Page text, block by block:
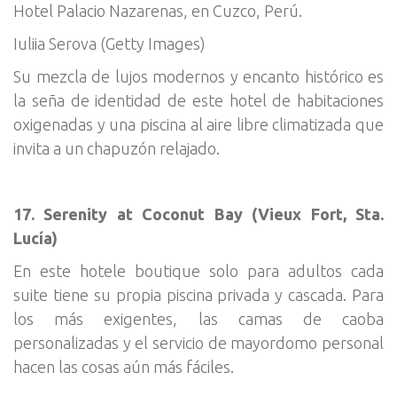
Hotel Palacio Nazarenas, en Cuzco, Perú.
Iuliia Serova (Getty Images)
Su mezcla de lujos modernos y encanto histórico es
la seña de identidad de este hotel de habitaciones
oxigenadas y una piscina al aire libre climatizada que
invita a un chapuzón relajado.
17. Serenity at Coconut Bay (Vieux Fort, Sta.
Lucía)
En este hotele boutique solo para adultos cada
suite tiene su propia piscina privada y cascada. Para
los más exigentes, las camas de caoba
personalizadas y el servicio de mayordomo personal
hacen las cosas aún más fáciles.